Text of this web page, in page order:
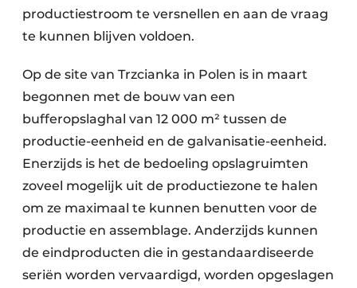
productiestroom te versnellen en aan de vraag
te kunnen blijven voldoen.
Op de site van Trzcianka in Polen is in maart
begonnen met de bouw van een
bufferopslaghal van 12 000 m² tussen de
productie-eenheid en de galvanisatie-eenheid.
Enerzijds is het de bedoeling opslagruimten
zoveel mogelijk uit de productiezone te halen
om ze maximaal te kunnen benutten voor de
productie en assemblage. Anderzijds kunnen
de eindproducten die in gestandaardiseerde
seriën worden vervaardigd, worden opgeslagen